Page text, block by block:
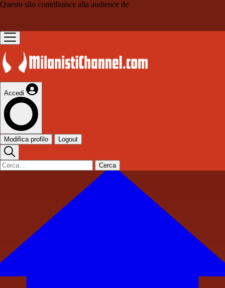
Questo sito contribuisce alla audience de
Accedi
Modifica profilo Logout
Cerca